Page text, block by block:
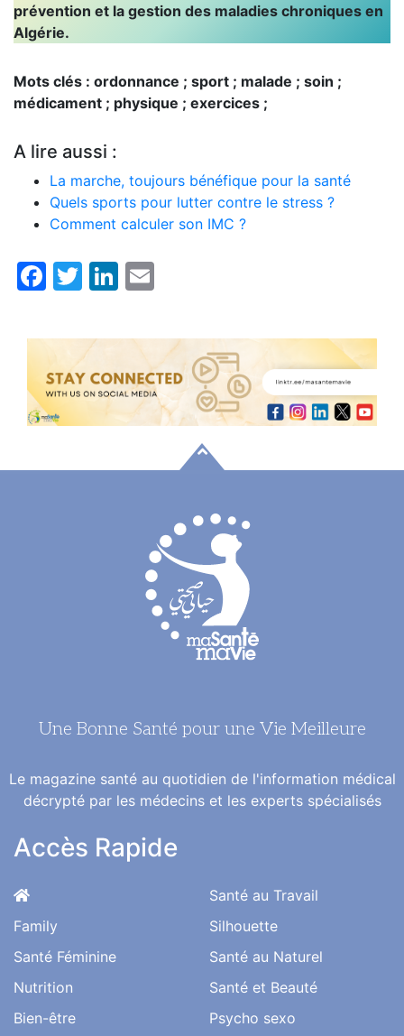
prévention et la gestion des maladies chroniques en
Algérie.
Mots clés : ordonnance ; sport ; malade ; soin ;
médicament ; physique ; exercices ;
A lire aussi :
La marche, toujours bénéfique pour la santé
Quels sports pour lutter contre le stress ?
Comment calculer son IMC ?
Facebook
TwitterLinkedIn
Une Bonne Santé pour une Vie Meilleure
Le magazine santé au quotidien de l'information médical
décrypté par les médecins et les experts spécialisés
Accès Rapide
Family
Santé Féminine
Nutrition
Bien-être
Santé au Travail
Silhouette
Santé au Naturel
Santé et Beauté
Psycho sexo